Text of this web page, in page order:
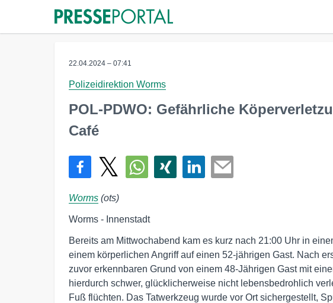
22.04.2024 – 07:41
Polizeidirektion Worms
POL-PDWO: Gefährliche
Café
Worms (ots)
Worms - Innenstadt
Bereits am Mittwochabend kam es kurz nach 21:00 Uhr in
einem körperlichen Angriff auf einen 52-jährigen Gast. Nach
zuvor erkennbaren Grund von einem 48-Jährigen Gast mit
hierdurch schwer, glücklicherweise nicht lebensbedrohlich
Fuß flüchten. Das Tatwerkzeug wurde vor Ort sichergestellt,